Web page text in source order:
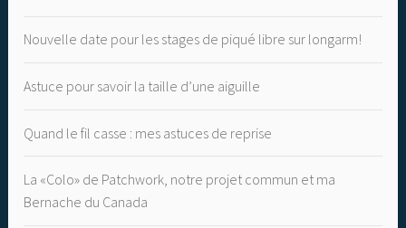
Nouvelle date pour les stages de piqué libre sur longarm!
Astuce pour savoir la taille d’une aiguille
Quand le fil casse : mes astuces de reprise
La «Colo» de Patchwork, notre projet commun et ma
Bernache du Canada